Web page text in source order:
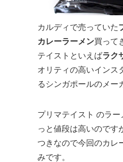
カルディで売っていた
カレーラーメン買って
テイストといえばラク
オリティの高いインス
るシンガポールのメー
プリマテイスト のラー
っと値段は高いのです
つきなので今回のカレ
みです。